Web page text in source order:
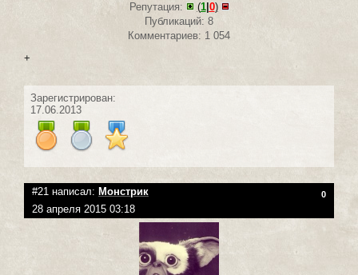
Репутация:
(1| 0)
Публикаций: 8
Комментариев: 1 054
+
Зарегистрирован:
17.06.2013
#21 написал: Монстрик 0
28 апреля 2015 03:18